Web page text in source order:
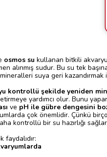
osmos su kullanan bitkili
alınmış sudur. Bu su tek
suya geri kazandırmak
kontrollü şekilde yeniden
yardımcı olur. Bunu
ve pH ile gübre dengesini
çok önemlidir. Çünkü
kontrollü bir su hazırlığı